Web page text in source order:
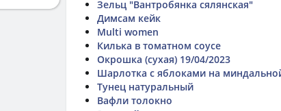
Зельц "Вантробянка сялянская"
Димсам кейк
Multi women
Килька в томатном соусе
Окрошка (сухая) 19/04/2023
Шарлотка с яблоками на
Тунец натуральный
Вафли толокно